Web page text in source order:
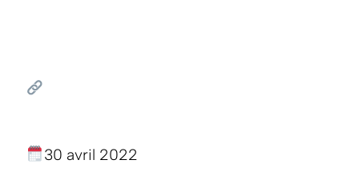
30 avril 2022